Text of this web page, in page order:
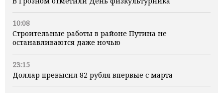
10:08
Строительные работы в районе Путина не
останавливаются даже ночью
23:15
Доллар превысил 82 рубля впервые с марта